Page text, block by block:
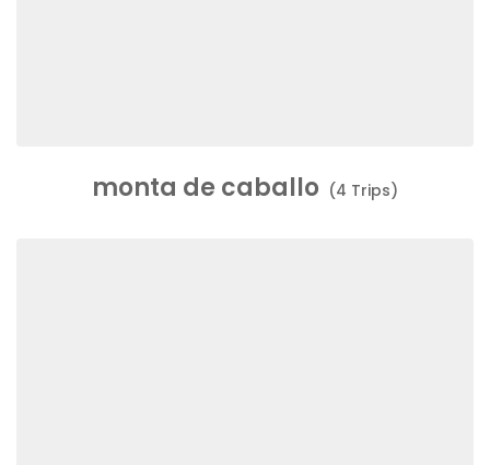
monta de caballo (4 Trips)